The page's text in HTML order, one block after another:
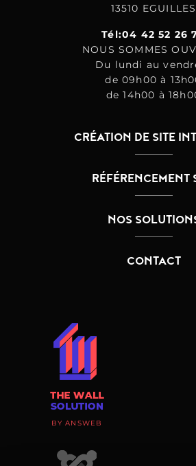
13510 EGUILLES
Tél:04 42 52 26
NOUS SOMMES
Du lundi au
de 09h00 à
de 14h00 à
CRÉATION DE SITE
RÉFÉRENCEMENT
NOS
CONTACT
BY ANSWEB